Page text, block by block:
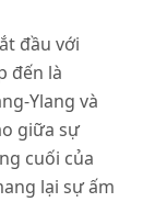
đầu với
đến là
Ylang và
giữa sự
cuối của
lại sự ấm